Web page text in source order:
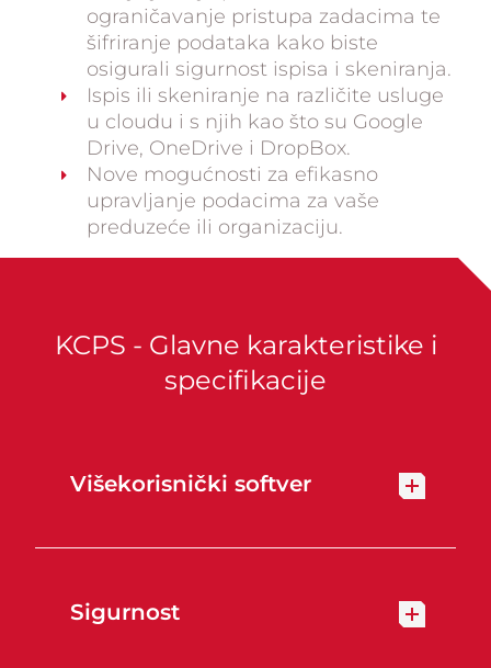
ograničavanje pristupa zadacima te
šifriranje podataka kako biste
osigurali sigurnost ispisa i skeniranja.
Ispis ili skeniranje na različite usluge
u cloudu i s njih kao što su Google
Drive, OneDrive i DropBox.
Nove mogućnosti za efikasno
upravljanje podacima za vaše
preduzeće ili organizaciju.
KCPS - Glavne karakteristike i
specifikacije
Višekorisnički softver
Sigurnost